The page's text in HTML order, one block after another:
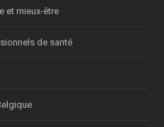
et mieux-être
de santé